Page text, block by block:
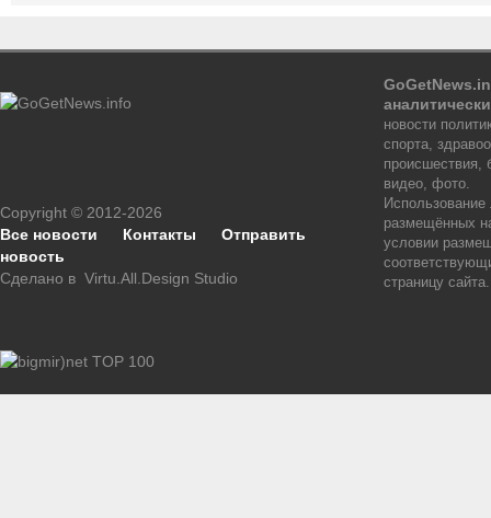
Copyright © 2012-2026
Все новости
Контакты
Отправить
новость
Сделано в Virtu.All.Design Studio
новости
спорта,
происшествия,
видео, фото.
размещённых
условии
страницу сайта.